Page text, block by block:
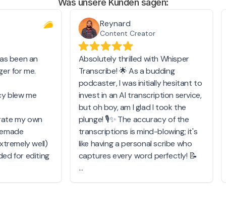
Was unsere Kunden sagen: